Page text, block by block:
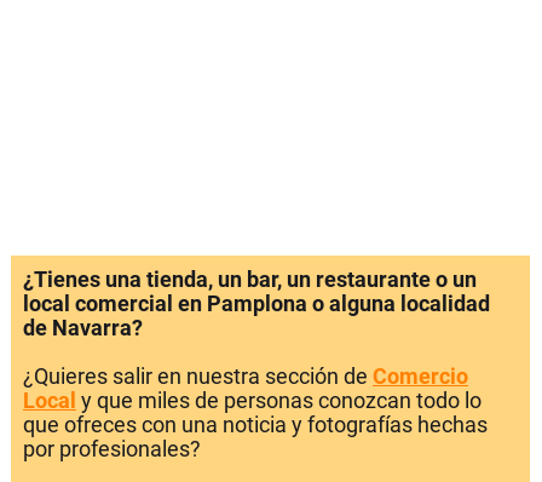
¿Tienes una tienda, un bar, un restaurante o un
local comercial en Pamplona o alguna localidad
de Navarra?
¿Quieres salir en nuestra sección de Comercio
Local y que miles de personas conozcan todo lo
que ofreces con una noticia y fotografías hechas
por profesionales?